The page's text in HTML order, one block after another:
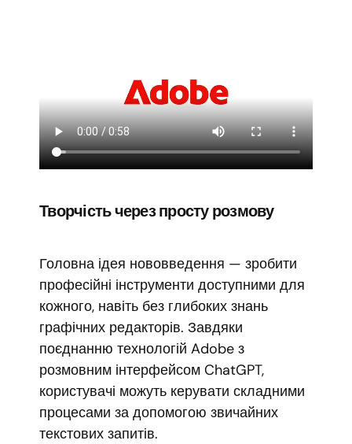
Творчість через просту розмову
Головна ідея нововведення — зробити
професійні інструменти доступними для
кожного, навіть без глибоких знань
графічних редакторів. Завдяки
поєднанню технологій Adobe з
розмовним інтерфейсом ChatGPT,
користувачі можуть керувати складними
процесами за допомогою звичайних
текстових запитів.